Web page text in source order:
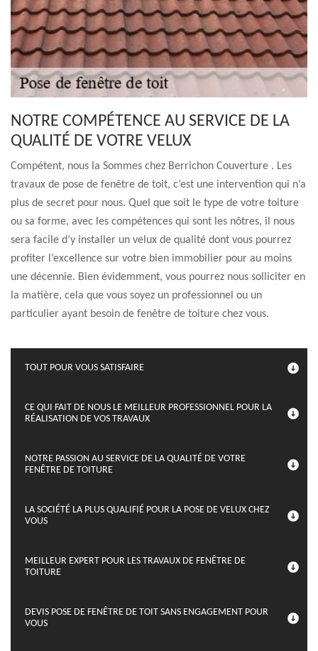
NOTRE COMPÉTENCE AU SERVICE DE LA
QUALITÉ DE VOTRE VELUX
Compétent, nous la Sommes chez Berrichon Couverture . Les
travaux de pose de fenêtre de toit, c’est une intervention qui n’a
plus de secret pour nous. Quel que soit le type de votre toiture
ou sa forme, avec les compétences qui sont les nôtres, il nous
sera facile d’y installer un velux de qualité dont vous pourrez
profiter l’excellence sur votre bien immobilier pour au moins
une décennie. Bien évidemment, vous pourrez nous solliciter en
la matière, cela que vous soyez un professionnel ou un
particulier ayant besoin de fenêtre de toiture chez vous.
TOUT POUR VOUS SATISFAIRE
CE QUI FAIT DE NOUS LE MEILLEUR PROFESSIONNEL POUR LA
RÉALISATION DE VOS TRAVAUX
NOTRE PASSION AU SERVICE DE LA QUALITÉ DE VOTRE
FENÊTRE DE TOITURE
LA SOCIÉTÉ LA PLUS QUALIFIÉ POUR LA POSE DE VELUX CHEZ
VOUS
MEILLEUR EXPERT POUR LES TRAVAUX DE FENÊTRE DE
TOITURE
DEVIS POSE DE FENÊTRE DE TOIT SANS ENGAGEMENT POUR
VOUS